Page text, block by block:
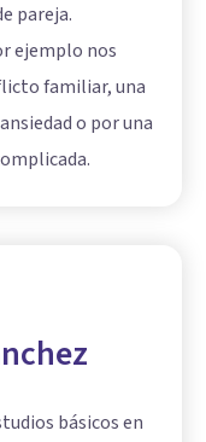
pareja.
ejemplo nos
familiar, una
o por una
básicos en